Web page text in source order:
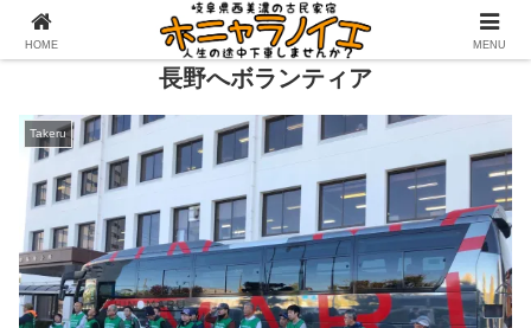
長野へボランティア
Takeru
HOME MENU